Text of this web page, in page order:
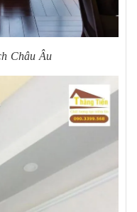
Châu Âu